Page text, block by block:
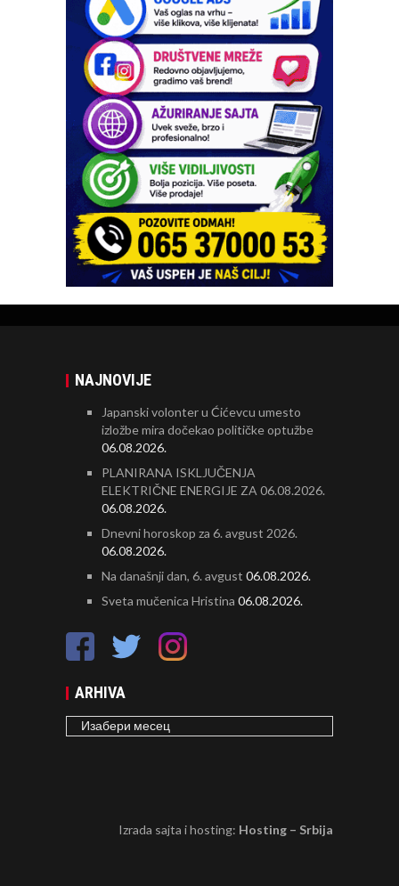
NAJNOVIJE
Japanski volonter u Ćićevcu umesto
izložbe mira dočekao političke optužbe
06.08.2026.
PLANIRANA ISKLJUČENJA
ELEKTRIČNE ENERGIJE ZA 06.08.2026.
06.08.2026.
Dnevni horoskop za 6. avgust 2026.
06.08.2026.
Na današnji dan, 6. avgust 06.08.2026.
Sveta mučenica Hristina 06.08.2026.
ARHIVA
ARHIVA
Izrada sajta i hosting: Hosting – Srbija